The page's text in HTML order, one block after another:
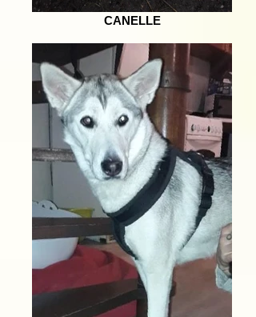
CANELLE